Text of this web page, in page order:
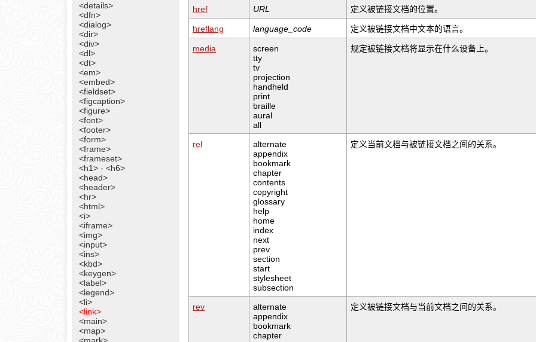
<details>
<dfn>
<dialog>
<dir>
<div>
<dl>
<dt>
<em>
<embed>
<fieldset>
<figcaption>
<figure>
<font>
<footer>
<form>
<frame>
<frameset>
<h1> - <h6>
<head>
<header>
<hr>
<html>
<i>
<iframe>
<img>
<input>
<ins>
<kbd>
<keygen>
<label>
<legend>
<li>
<link>
<main>
<map>
href URL 定义被链接文档的位置。
hreflang language_code 定义被链接文档中文本的语言。
media
screen
tty
tv
projection
handheld
print
braille
aural
all
规定被链接文档将显示在什么设备上。
rel
alternate
appendix
bookmark
chapter
contents
copyright
glossary
help
home
index
next
prev
section
start
stylesheet
subsection
定义当前文档与被链接文档之间的关系。
rev
alternate
appendix
bookmark
chapter
定义被链接文档与当前文档之间的关系。